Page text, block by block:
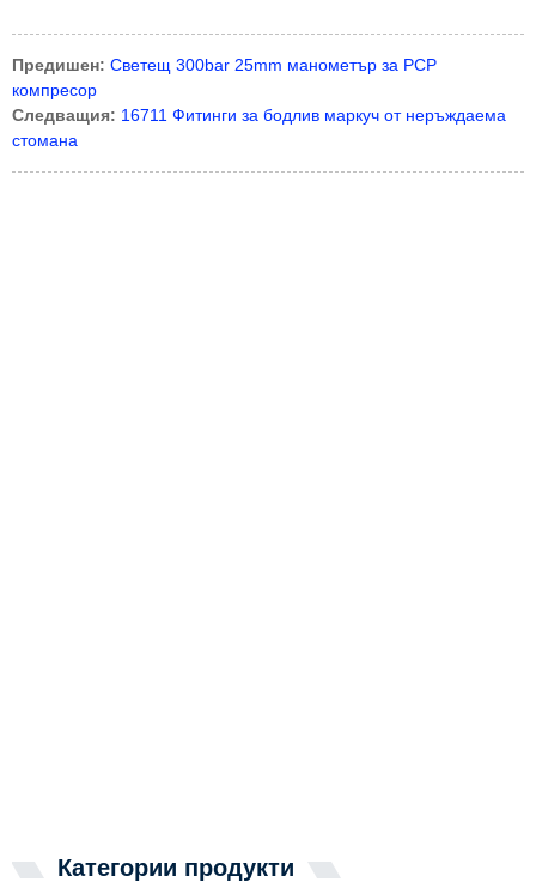
Предишен: Светещ 300bar 25mm манометър за PCP
компресор
Следващия: 16711 Фитинги за бодлив маркуч от неръждаема
стомана
Категории продукти